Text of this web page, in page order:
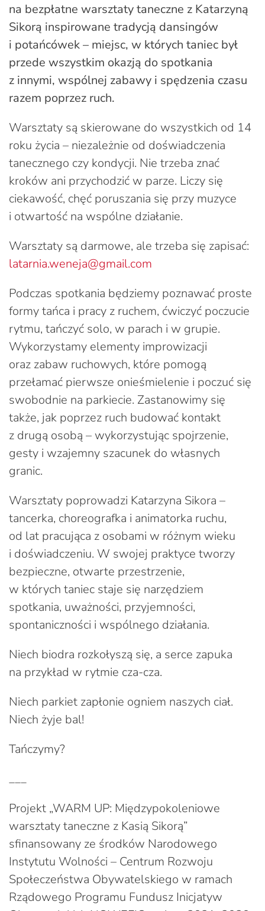
na bezpłatne warsztaty taneczne z Katarzyną
Sikorą inspirowane tradycją dansingów
i potańcówek – miejsc, w których taniec był
przede wszystkim okazją do spotkania
z innymi, wspólnej zabawy i spędzenia czasu
razem poprzez ruch.
Warsztaty są skierowane do wszystkich od 14
roku życia – niezależnie od doświadczenia
tanecznego czy kondycji. Nie trzeba znać
kroków ani przychodzić w parze. Liczy się
ciekawość, chęć poruszania się przy muzyce
i otwartość na wspólne działanie.
Warsztaty są darmowe, ale trzeba się zapisać:
latarnia.weneja@gmail.com
Podczas spotkania będziemy poznawać proste
formy tańca i pracy z ruchem, ćwiczyć poczucie
rytmu, tańczyć solo, w parach i w grupie.
Wykorzystamy elementy improwizacji
oraz zabaw ruchowych, które pomogą
przełamać pierwsze onieśmielenie i poczuć się
swobodnie na parkiecie. Zastanowimy się
także, jak poprzez ruch budować kontakt
z drugą osobą – wykorzystując spojrzenie,
gesty i wzajemny szacunek do własnych
granic.
Warsztaty poprowadzi Katarzyna Sikora –
tancerka, choreografka i animatorka ruchu,
od lat pracująca z osobami w różnym wieku
i doświadczeniu. W swojej praktyce tworzy
bezpieczne, otwarte przestrzenie,
w których taniec staje się narzędziem
spotkania, uważności, przyjemności,
spontaniczności i wspólnego działania.
Niech biodra rozkołyszą się, a serce zapuka
na przykład w rytmie cza-cza.
Niech parkiet zapłonie ogniem naszych ciał.
Niech żyje bal!
Tańczymy?
___
Projekt „WARM UP: Międzypokoleniowe
warsztaty taneczne z Kasią Sikorą”
sfinansowany ze środków Narodowego
Instytutu Wolności – Centrum Rozwoju
Społeczeństwa Obywatelskiego w ramach
Rządowego Programu Fundusz Inicjatyw